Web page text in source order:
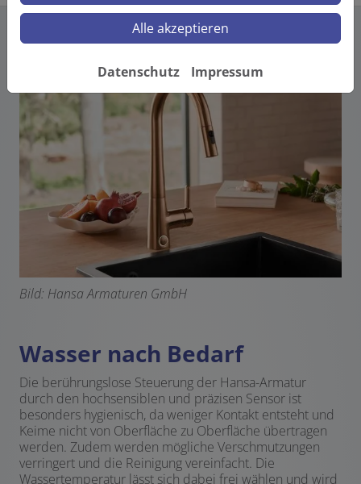
Bild: Hansa Armaturen GmbH
Wasser nach Bedarf
Die berührungslose Steuerung der Hansa-Armatur
durch den hochsensiblen und präzisen Sensor ist
besonders hygienisch, da weniger Kontakt entsteht und
Keime nicht von Oberfläche zu Oberfläche übertragen
werden. Zudem werden mögliche Verschmutzungen
verringert und die Reinigung vereinfacht. Die
Wassertemperatur lässt sich dabei frei wählen und wird
Alle akzeptieren
Datenschutz Impressum